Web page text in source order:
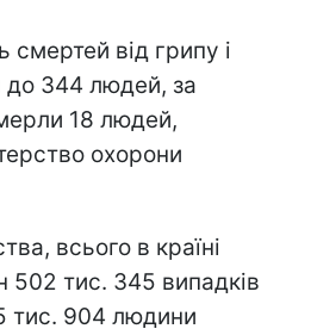
смертей від грипу і
до 344 людей, за
18 людей,
охорони
всього в країні
502 тис. 345 випадків
тис. 904 людини